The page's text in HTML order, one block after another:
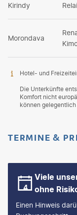
Kirindy
Morondava
Hotel- und
Die Unterkünfte
Komfort nicht
können gelegentlich
TERMINE &
Viele
ohne
Einen Hinweis